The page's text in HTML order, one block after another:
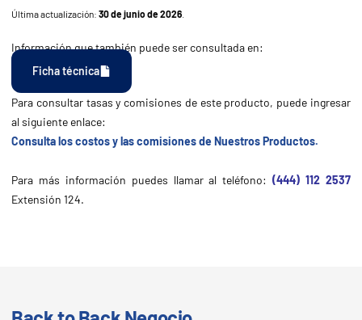
Última actualización: 30 de junio de 2026
Información que también puede ser consultada en:
Ficha técnica
Para consultar tasas y comisiones de este producto, puede ingresar
al siguiente enlace:
Consulta los costos y las comisiones de Nuestros Productos.
Para más información puedes llamar al teléfono:(444) 112 2537
Extensión 124.